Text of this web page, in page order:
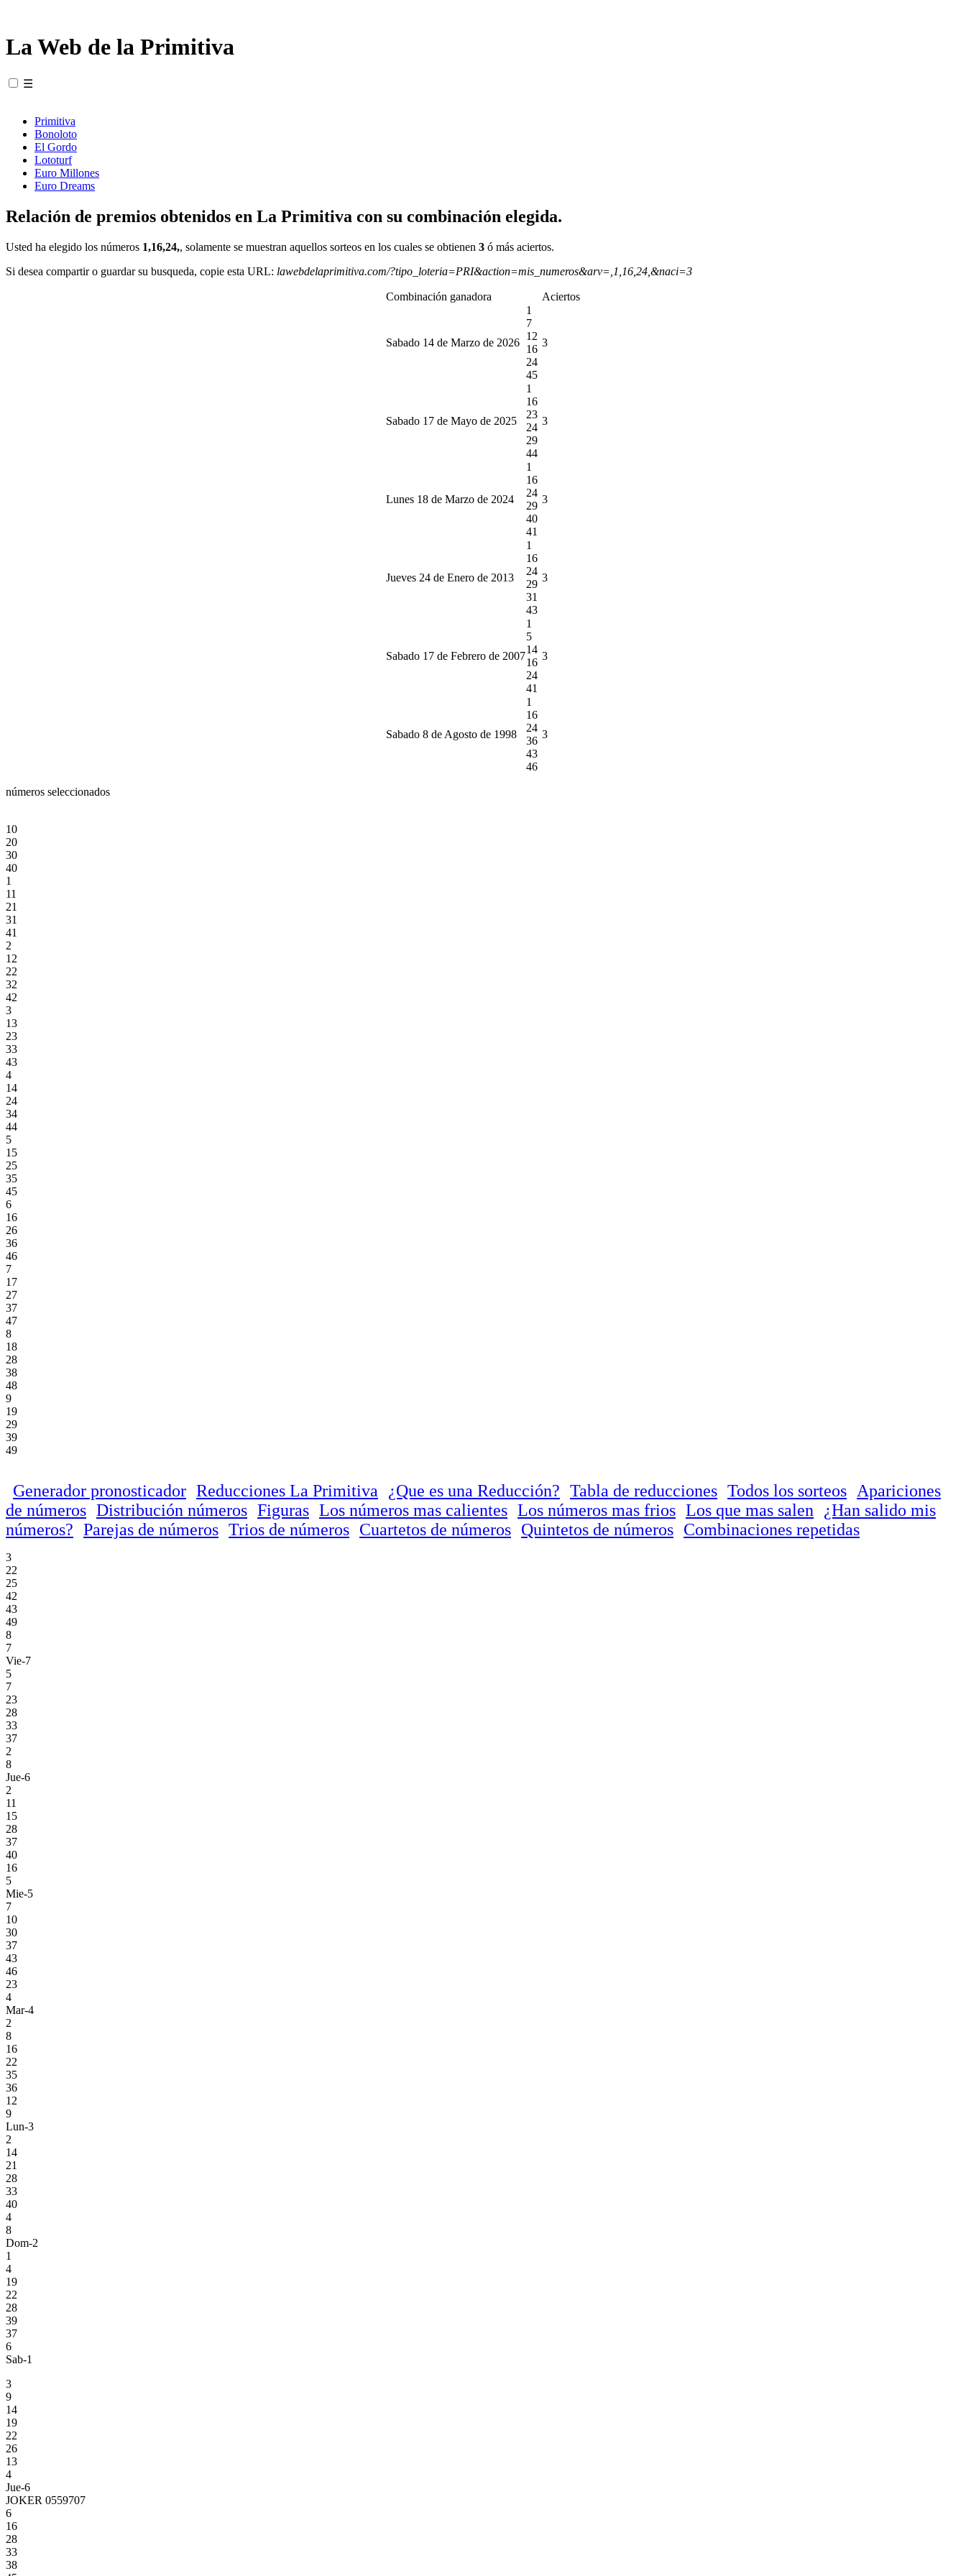
La Web de la Primitiva
☰
Primitiva
Bonoloto
El Gordo
Lototurf
Euro Millones
Euro Dreams
Relación de premios obtenidos en La Primitiva con su combinación elegida.
Usted ha elegido los números 1,16,24,, solamente se muestran aquellos sorteos en los cuales se obtienen 3 ó más aciertos.
Si desea compartir o guardar su busqueda, copie esta URL: lawebdelaprimitiva.com/?tipo_loteria=PRI&action=mis_numeros&arv=,1,16,24,&naci=3
Combinación ganadora Aciertos
Sabado 14 de Marzo de 2026
1
7
12
16
24
45
3
Sabado 17 de Mayo de 2025
1
16
23
24
29
44
3
Lunes 18 de Marzo de 2024
1
16
24
29
40
41
3
Jueves 24 de Enero de 2013
1
16
24
29
31
43
3
Sabado 17 de Febrero de 2007
1
5
14
16
24
41
3
Sabado 8 de Agosto de 1998
1
16
24
36
43
46
3
números seleccionados
10
20
30
40
1
11
21
31
41
2
12
22
32
42
3
13
23
33
43
4
14
24
34
44
5
15
25
35
45
6
16
26
36
46
7
17
27
37
47
8
18
28
38
48
9
19
29
39
49
Generador pronosticador Reducciones La Primitiva ¿Que es una Reducción? Tabla de reducciones Todos los sorteos
Apariciones
de números Distribución números Figuras Los números mas calientes Los números mas frios Los que mas salen
¿Han salido mis
números? Parejas de números Trios de números Cuartetos de números Quintetos de números Combinaciones repetidas
3
22
25
42
43
49
8
7
Vie-7
5
7
23
28
33
37
2
8
Jue-6
2
11
15
28
37
40
16
5
Mie-5
7
10
30
37
43
46
23
4
Mar-4
2
8
16
22
35
36
12
9
Lun-3
2
14
21
28
33
40
4
8
Dom-2
1
4
19
22
28
39
37
6
Sab-1
3
9
14
19
22
26
13
4
Jue-6
JOKER 0559707
6
16
28
33
38